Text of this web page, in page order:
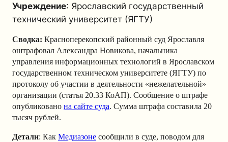
Учреждение: Ярославский государственный
технический университет (ЯГТУ)
Сводка: Красноперекопский районный суд Ярославля
оштрафовал Александра Новикова, начальника
управления информационных технологий в Ярославском
государственном техническом университете (ЯГТУ) по
протоколу об участии в деятельности «нежелательной»
организации (статья 20.33 КоАП). Сообщение о штрафе
опубликовано на сайте суда. Сумма штрафа составила 20
тысяч рублей.
Детали: Как Медиазоне сообщили в суде, поводом для